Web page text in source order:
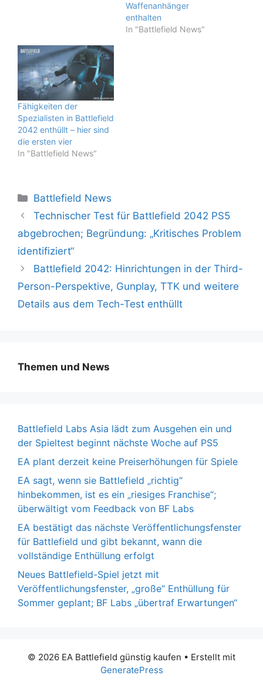
Waffenanhänger
enthalten
In "Battlefield News"
Fähigkeiten der
Spezialisten in Battlefield
2042 enthüllt – hier sind
die ersten vier
In "Battlefield News"
Kategorien
Battlefield News
Technischer Test für Battlefield 2042 PS5
abgebrochen; Begründung: „Kritisches Problem
identifiziert“
Battlefield 2042: Hinrichtungen in der Third-
Person-Perspektive, Gunplay, TTK und weitere
Details aus dem Tech-Test enthüllt
Themen und News
Battlefield Labs Asia lädt zum Ausgehen ein und
der Spieltest beginnt nächste Woche auf PS5
EA plant derzeit keine Preiserhöhungen für Spiele
EA sagt, wenn sie Battlefield „richtig“
hinbekommen, ist es ein „riesiges Franchise“;
überwältigt vom Feedback von BF Labs
EA bestätigt das nächste Veröffentlichungsfenster
für Battlefield und gibt bekannt, wann die
vollständige Enthüllung erfolgt
Neues Battlefield-Spiel jetzt mit
Veröffentlichungsfenster, „große“ Enthüllung für
Sommer geplant; BF Labs „übertraf Erwartungen“
© 2026 EA Battlefield günstig kaufen • Erstellt mit
GeneratePress